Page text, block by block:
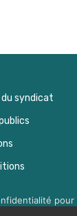
syndicat